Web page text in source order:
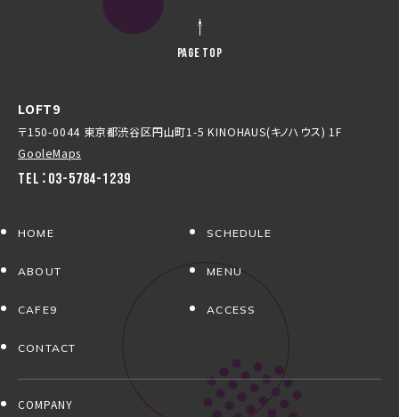
LOFT9
〒150-0044 東京都渋谷区円山町1-5 KINOHAUS(キノハウス) 1F
GooleMaps
TEL：03-5784-1239
HOME SCHEDULE
ABOUT MENU
CAFE9 ACCESS
CONTACT
COMPANY
PAGE TOP